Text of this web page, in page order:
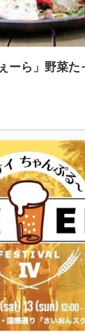
ーら」野菜た